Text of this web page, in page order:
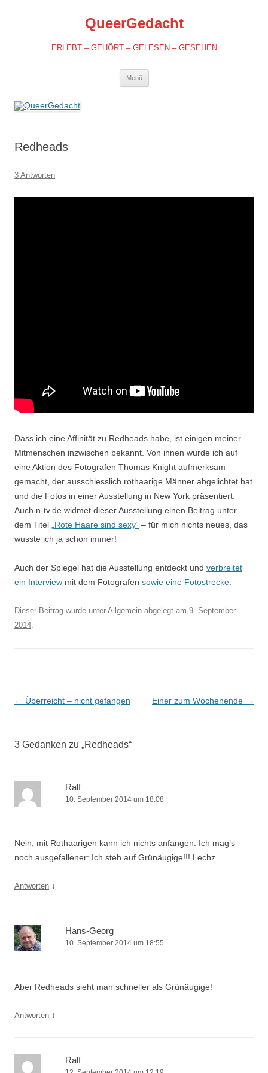
QueerGedacht
ERLEBT – GEHÖRT – GELESEN – GESEHEN
Menü
Redheads
3 Antworten
Dass ich eine Affinität zu Redheads habe, ist einigen meiner
Mitmenschen inzwischen bekannt. Von ihnen wurde ich auf
eine Aktion des Fotografen Thomas Knight aufmerksam
gemacht, der ausschiesslich rothaarige Männer abgelichtet hat
und die Fotos in einer Ausstellung in New York präsentiert.
Auch n-tv.de widmet dieser Ausstellung einen Beitrag unter
dem Titel
„Rote Haare sind sexy“ – für mich nichts neues, das
wusste ich ja schon immer!
Auch der Spiegel hat die Ausstellung entdeckt und verbreitet
ein Interview mit dem Fotografen sowie eine Fotostrecke
Dieser Beitrag wurde unter Allgemein abgelegt am 9. September
2014.
Beitrags-
← Überreicht – nicht gefangen Einer zum Wochenende →
3 Gedanken zu „Redheads“
Ralf
10. September 2014 um 18:08
Nein, mit Rothaarigen kann ich nichts anfangen. Ich mag’s
noch ausgefallener: Ich steh auf Grünäugige!!! Lechz…
Antworten ↓
Hans-Georg
10. September 2014 um 18:55
Aber Redheads sieht man schneller als Grünäugige!
Antworten ↓
Ralf